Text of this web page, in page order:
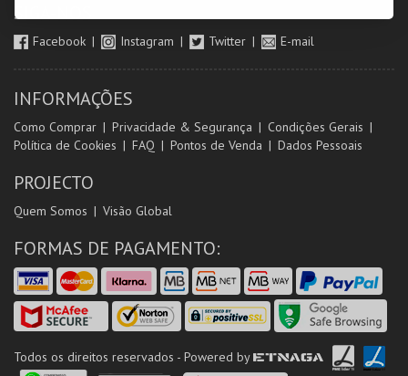
SIGA-NOS
Facebook Instagram Twitter E-mail
INFORMAÇÕES
Como Comprar Privacidade & Segurança
Condições Gerais
Política de Cookies
FAQ Pontos de Venda Dados Pessoais
PROJECTO
Quem Somos Visão Global
FORMAS DE PAGAMENTO:
Todos os direitos reservados - Powered by ETNAGA